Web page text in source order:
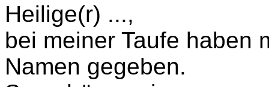
Heilige(r) ...,
bei meiner Taufe haben
Namen gegeben.